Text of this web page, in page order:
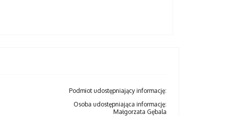
Podmiot udostępniający informację:
Osoba udostępniająca informację:
Małgorzata Gębala